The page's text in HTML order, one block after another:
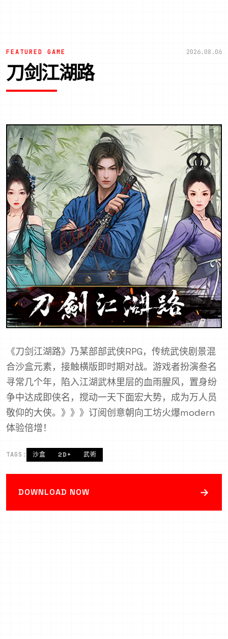
FEATURED GAME 2026.08.06
刀剑江湖路
《刀剑江湖路》乃某部部武侠RPG，传统武侠剧景混
合沙盒元素，接触横版即时期对战。游戏者扮演叁名
寻常几个年，陷入江湖武林里层的血雨腥风，置身纷
争中达成即侠名，搅动一天下面宏大势，成为万人员
敬仰的大侠。》》》订阅创意朝向工坊火爆modern
体验倍增！
TAGS: 沙盒 2D+ 武術
DOWNLOAD NOW →